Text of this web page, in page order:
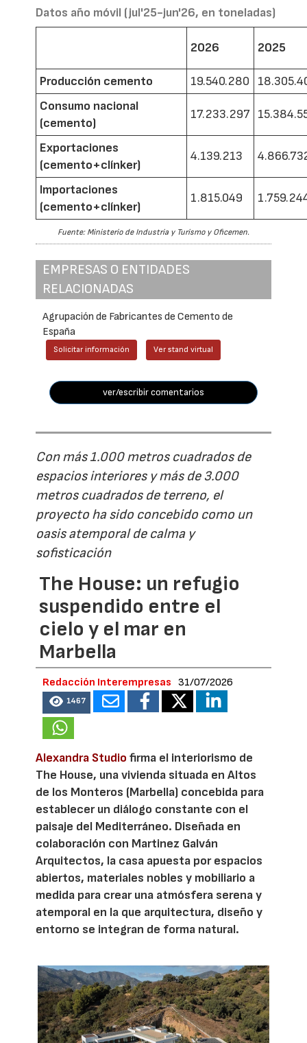
Datos año móvil (jul'25-jun'26, en toneladas)
2026 2025
Producción cemento 19.540.280
Consumo nacional
(cemento)
17.233.297
Exportaciones
(cemento+clínker)
4.139.213
Importaciones
(cemento+clínker)
1.815.049
Fuente: Ministerio de Industria y Turismo y Oficemen.
EMPRESAS O ENTIDADES
RELACIONADAS
Agrupación de Fabricantes de Cemento de
España
Solicitar información Ver stand virtual
ver/escribir comentarios
Con más 1.000 metros cuadrados de
espacios interiores y más de 3.000
metros cuadrados de terreno, el
proyecto ha sido concebido como un
oasis atemporal de calma y
sofisticación
The House: un refugio
suspendido entre el
cielo y el mar en
Marbella
Redacción Interempresas 31/07/2026
1467
Alexandra Studio firma el interiorismo de
The House, una vivienda situada en Altos
de los Monteros (Marbella) concebida para
establecer un diálogo constante con el
paisaje del Mediterráneo. Diseñada en
colaboración con Martinez Galván
Arquitectos, la casa apuesta por espacios
abiertos, materiales nobles y mobiliario a
medida para crear una atmósfera serena y
atemporal en la que arquitectura, diseño y
entorno se integran de forma natural.